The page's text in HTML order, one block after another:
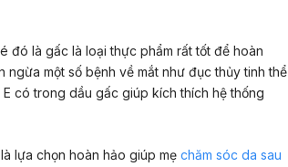
đó là gấc là loại thực phẩm rất tốt để hoàn
một số bệnh về mắt như đục thủy tinh thể
E có trong dầu gấc giúp kích thích hệ thống
lựa chọn hoàn hảo giúp mẹ chăm sóc da sau